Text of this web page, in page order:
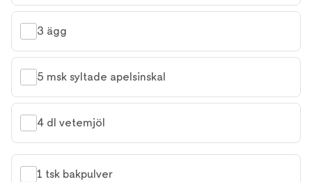
3 ägg
5 msk syltade apelsinskal
4 dl vetemjöl
1 tsk bakpulver